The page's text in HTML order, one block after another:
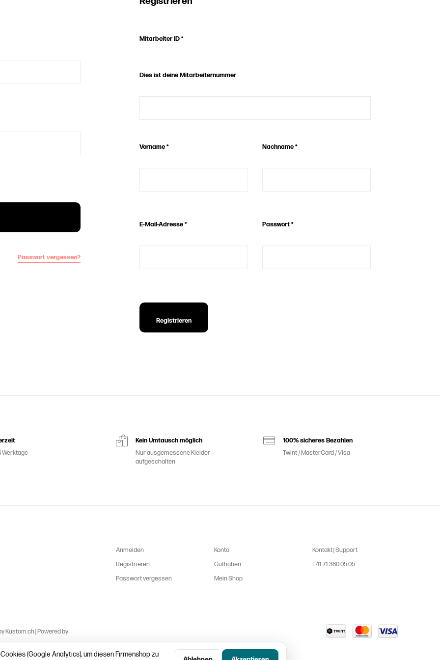
Passwort vergessen?
Mitarbeiter ID*
Dies ist deine Mitarbeiternummer
Vorname* Nachname*
E-Mail-Adresse* Passwort*
Registrieren
Werktage
Kein Umtausch möglich
Nur ausgemessene Kleider
aufgeschalten
100% sicheres Bezahlen
Twint / MasterCard / Visa
Anmelden
Registrieren
Passwort vergessen
Konto
Guthaben
Mein Shop
Kontakt | Support
+41 71 380 05 05
Kustom.ch| Powered by
(Google Analytics), um diesen Firmenshop zu